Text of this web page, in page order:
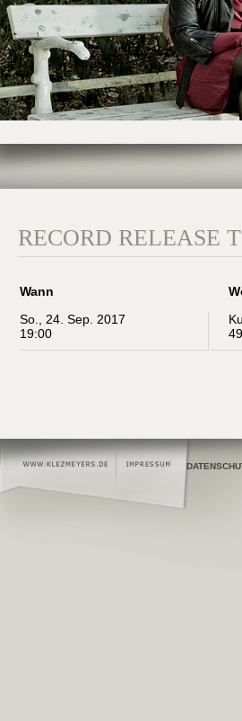
RECORD RELEASE
Wann
So., 24. Sep. 2017
19:00